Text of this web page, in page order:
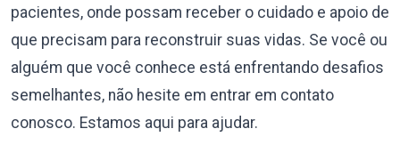
pacientes, onde possam receber o cuidado e apoio de
que precisam para reconstruir suas vidas. Se você ou
alguém que você conhece está enfrentando desafios
semelhantes, não hesite em entrar em contato
conosco. Estamos aqui para ajudar.